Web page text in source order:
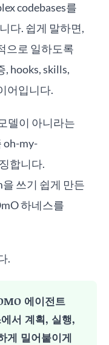
codebases를
다. 쉽게 말하면,
으로 일하도록
, hooks, skills,
어입니다.
델이 아니라는
oh-my-
합니다.
쓰기 쉽게 만든
하네스를
.
에이전트
서 계획, 실행,
게 밀어붙이게